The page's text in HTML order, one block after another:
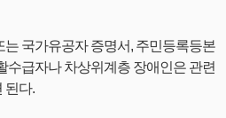
국가유공자 증명서, 주민등록등본
수급자나 차상위계층 장애인은 관련
된다.